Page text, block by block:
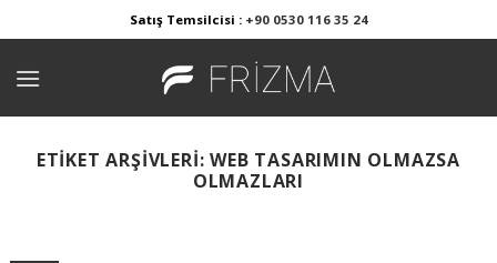
to
content
Satış Temsilcisi : +90 0530 116 35 24
ETIKET ARŞIVLERI:WEB TASARIMIN OLMAZSA
OLMAZLARI